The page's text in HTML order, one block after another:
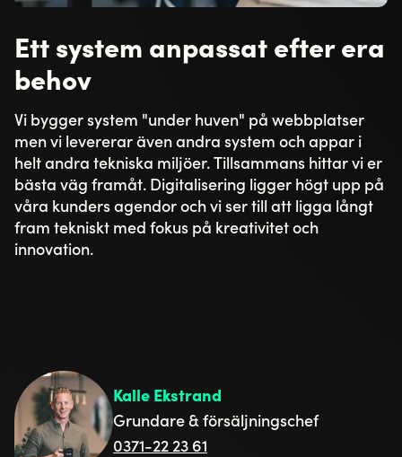
Ett system anpassat efter era
behov
Vi bygger system "under huven" på webbplatser
men vi levererar även andra system och appar i
helt andra tekniska miljöer. Tillsammans hittar vi er
bästa väg framåt. Digitalisering ligger högt upp på
våra kunders agendor och vi ser till att ligga långt
fram tekniskt med fokus på kreativitet och
innovation.
Kalle Ekstrand
Grundare & försäljningschef
0371-22 23 61